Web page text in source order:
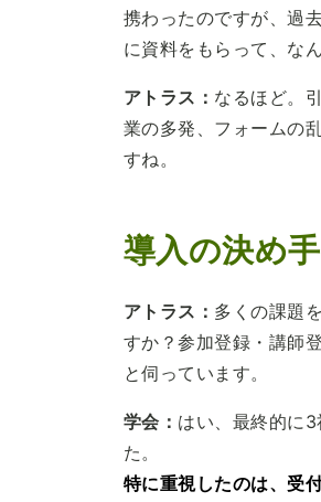
携わったのですが、過
に資料をもらって、な
アトラス： なるほど。
業の多発、フォームの
すね。
導入の決め手
アトラス： 多くの課題
すか？参加登録・講師
と伺っています。
学会： はい、最終的に3
た。
特に重視したのは、受